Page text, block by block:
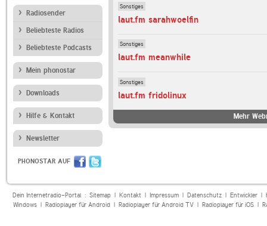
Radiosender
Beliebteste Radios
Beliebteste Podcasts
Mein phonostar
Downloads
Hilfe & Kontakt
Newsletter
PHONOSTAR AUF
Sonstiges
laut.fm sarahwoelfin
Sonstiges
laut.fm meanwhile
Sonstiges
laut.fm fridolinux
Mehr
Dein Internetradio-Portal : Sitemap| Kontakt| Impressum| Datenschutz| Entwickler|
Windows| Radioplayer für Android| Radioplayer für Android TV| Radioplayer für iOS|